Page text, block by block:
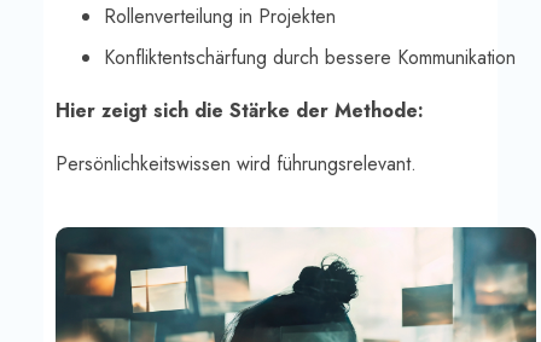
Rollenverteilung in Projekten
Konfliktentschärfung durch bessere Kommunikation
Hier zeigt sich die Stärke der Methode:
Persönlichkeitswissen wird führungsrelevant.